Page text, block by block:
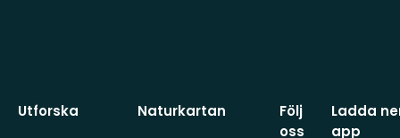
Utforska
Naturkartan
Följ
oss
Ladda
app